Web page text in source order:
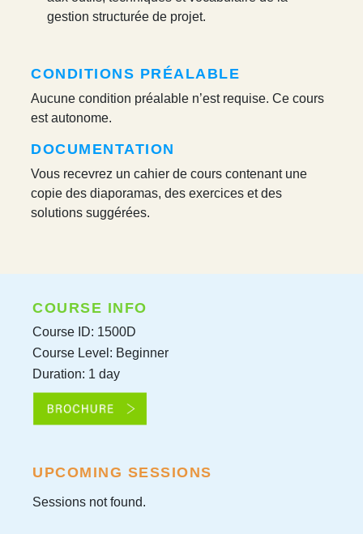
gestion structurée de projet.
CONDITIONS PRÉALABLE
Aucune condition préalable n’est requise. Ce cours
est autonome.
DOCUMENTATION
Vous recevrez un cahier de cours contenant une
copie des diaporamas, des exercices et des
solutions suggérées.
COURSE INFO
Course ID: 1500D
Course Level: Beginner
Duration: 1 day
UPCOMING SESSIONS
Sessions not found.